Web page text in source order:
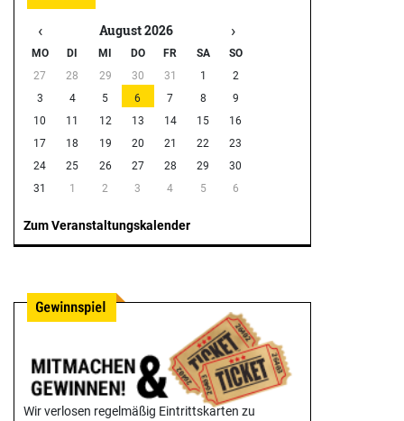
‹ August 2026 ›
MO DI MI DO FR SA
SO
27
28 29 30 31 1
2
3
4 5 6 7 8
9
10
11 12 13 14 15
16
17
18 19 20 21 22
23
24
25 26 27 28 29
30
31
1 2 3 4 5 6
Zum Veranstaltungskalender
Wir verlosen regelmäßig Eintrittskarten zu